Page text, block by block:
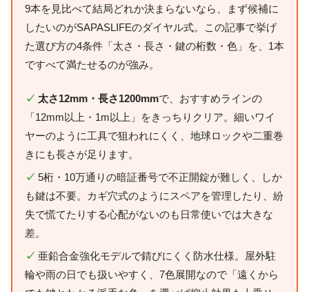
9本を見比べて結局どれか決まらないなら、まず候補に
したいのがSAPASLIFEのダイヤル式。この記事で挙げ
た選び方の4条件「太さ・長さ・鍵の桁数・色」を、1本
ですべて満たせるのが強み。
✓ 太さ12mm・長さ1200mmで、おすすめラインの
「12mm以上・1m以上」をきっちりクリア。細いワイ
ヤーのように工具で狙われにくく、地球ロックや二重巻
きにも長さが足ります。
✓ 5桁・10万通りの暗証番号で不正開錠が難しく、しか
も鍵は不要。カギ穴式のようにスペアを管理したり、紛
失で慌てたりする心配がないのも日常使いでは大きな
差。
✓ 亜鉛合金強化モデルで錆びにくく防水仕様。屋外駐
輪や雨の日でも扱いやすく、7色展開なので「遠くから